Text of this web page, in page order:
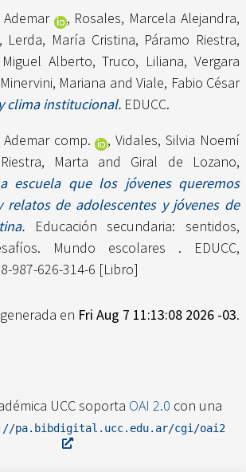
, Rosales, Marcela Alejandra,
, Lerda, María Cristina, Páramo Riestra,
Alberto,Truco, Liliana,Vergara
Minervini, Mariana andViale, Fabio César
clima institucional. EDUCC.
comp.
,Vidales, Silvia Noemí
Marta and Giral de Lozano,
escuela que los jóvenes queremos
relatos de adolescentes y jóvenes de
Educación secundaria: sentidos,
Mundo escolares . EDUCC,
987-626-314-6 [Libro]
en Fri Aug 7 11:13:08 2026 -03.
UCC soporta OAI 2.0 con una
pa.bibdigital.ucc.edu.ar/cgi/oai2